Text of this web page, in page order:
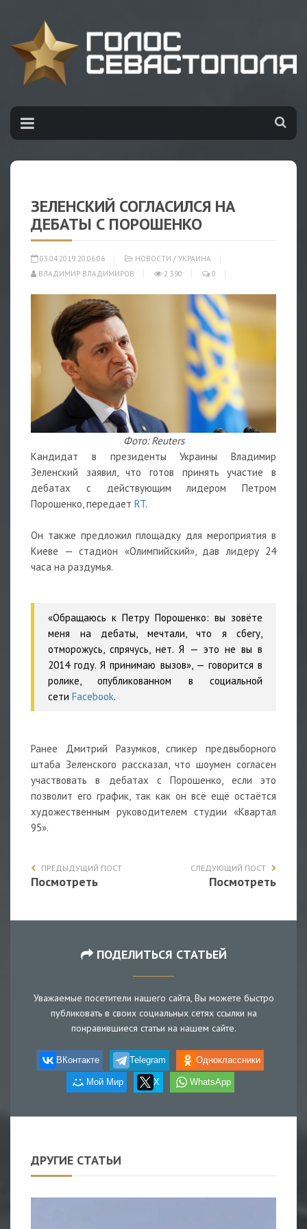
ЗЕЛЕНСКИЙ СОГЛАСИЛСЯ НА
ДЕБАТЫ С ПОРОШЕНКО
03.04.2019 20:06:06 НОВОСТИ / УКРАИНА
ВЛАДИМИР ВЛАДИМИРОВ
2 390 0
Фото: Reuters
Кандидат в президенты Украины Владимир
Зеленский заявил, что готов принять участие в
дебатах с действующим лидером Петром
Порошенко, передает RT.
Он также предложил площадку для мероприятия в
Киеве — стадион «Олимпийский», дав лидеру 24
часа на раздумья.
«Обращаюсь к Петру Порошенко: вы зовёте
меня на дебаты, мечтали, что я сбегу,
отморожусь, спрячусь, нет. Я — это не вы в
2014 году. Я принимаю вызов», — говорится в
ролике, опубликованном в социальной
сети Facebook.
Ранее Дмитрий Разумков, спикер предвыборного
штаба Зеленского рассказал, что шоумен согласен
участвовать в дебатах с Порошенко, если это
позволит его график, так как он всё ещё остаётся
художественным руководителем студии «Квартал
95».
ПРЕДЫДУЩИЙ ПОСТ
Посмотреть
СЛЕДУЮЩИЙ ПОСТ
Посмотреть
ПОДЕЛИТЬСЯ СТАТЬЕЙ
Уважаемые посетители нашего сайта, Вы можете быстро
публиковать в своих социальных сетях ссылки на
понравившиеся статьи на нашем сайте.
ВКонтакте Telegram Одноклассники
Мой Мир X WhatsApp
ДРУГИЕ СТАТЬИ